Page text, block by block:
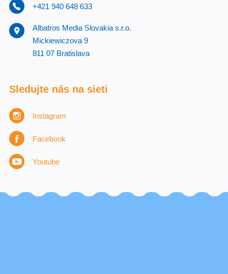
+421 940 648 633
Albatros Media Slovakia s.r.o.
Mickiewiczova 9
811 07 Bratislava
Sledujte nás na sieti
Instagram
Facebook
Youtube